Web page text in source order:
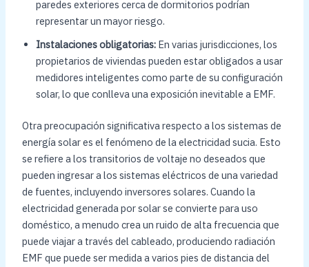
paredes exteriores cerca de dormitorios podrían
representar un mayor riesgo.
Instalaciones obligatorias:En varias jurisdicciones, los
propietarios de viviendas pueden estar obligados a usar
medidores inteligentes como parte de su configuración
solar, lo que conlleva una exposición inevitable a EMF.
Otra preocupación significativa respecto a los sistemas de
energía solar es el fenómeno de la electricidad sucia. Esto
se refiere a los transitorios de voltaje no deseados que
pueden ingresar a los sistemas eléctricos de una variedad
de fuentes, incluyendo inversores solares. Cuando la
electricidad generada por solar se convierte para uso
doméstico, a menudo crea un ruido de alta frecuencia que
puede viajar a través del cableado, produciendo radiación
EMF que puede ser medida a varios pies de distancia del